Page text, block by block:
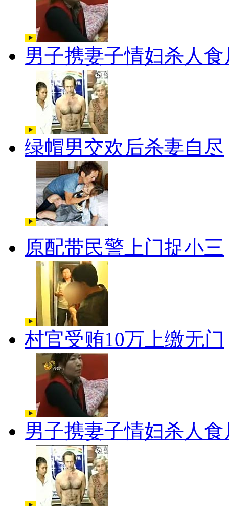
男子携妻子情妇杀人食
绿帽男交欢后杀妻自尽
原配带民警上门捉小三
村官受贿10万上缴无门
男子携妻子情妇杀人食